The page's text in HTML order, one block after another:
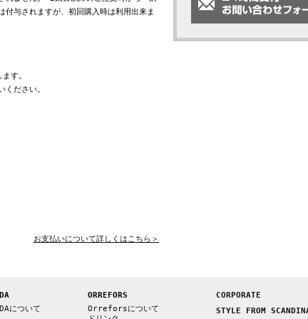
付与されますが、初回購入時は利用出来ま
す。
ださい。
お支払いについて詳しくはこちら＞
について
ORREFORS
Orreforsについて
CORPORATE
STYLE FROM